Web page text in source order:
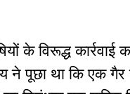
के विरूद्ध
ने पूछा था कि एक गैर